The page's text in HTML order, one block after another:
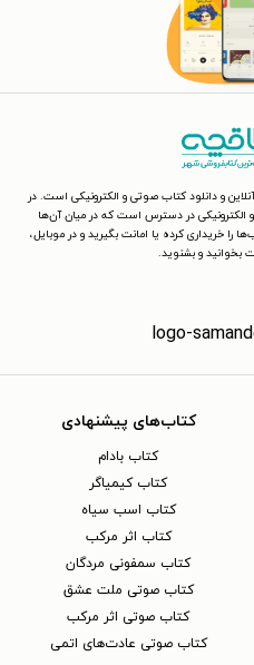
و دانلود کتاب صوتی و الکترونیکی است. در
الکترونیکی در دسترس است که در میان آن‌ها
را خریداری کرده یا امانت بگیرید و در موبایل،
بخوانید و بشنوید.
کتاب‌های پیشنهادی
کتاب بادام
کتاب کیمیاگر
کتاب اسب سیاه
کتاب اثر مرکب
کتاب سمفونی مردگان
کتاب صوتی ملت عشق
کتاب صوتی اثر مرکب
کتاب صوتی عادت‌های اتمی